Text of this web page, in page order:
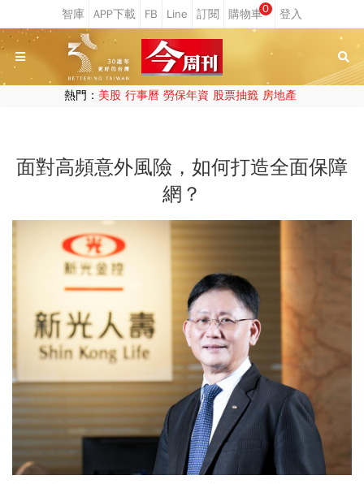
0
熱門： 美股 行事曆 勞保年資 股票抽籤 房地產
面對高頻意外風險，如何打造全面保障
網？